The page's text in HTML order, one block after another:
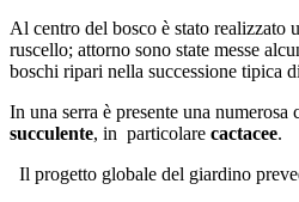
Al centro del bosco è stato realizzato
ruscello; attorno sono state messe
boschi ripari nella successione tipica
In una serra è presente una numerosa
succulente, in particolare cactacee.
Il progetto globale del giardino